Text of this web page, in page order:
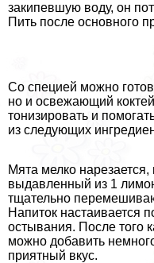
закипевшую воду, он
Пить после основного
Со специей можно
но и освежающий
тонизировать и
из следующих
Мята мелко нарезается,
выдавленный из 1
тщательно
Напиток настаивается
остывания. После того
можно добавить
приятный вкус.